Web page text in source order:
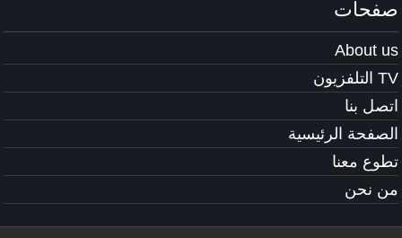
صفحات
About us
TV التلفزيون
اتصل بنا
الصفحة الرئيسية
تطوع معنا
من نحن